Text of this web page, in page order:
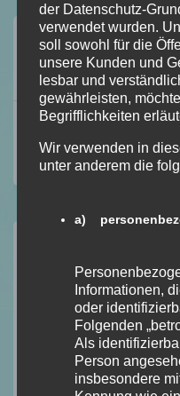
Ghost – Solange
Nächster Beitrag
Wenn der Morgen die
C. Cherry [Romance]
2 Antworten auf
Patrick Jobst
11.11.2025 - 4:44
der Datenschutz-
verwendet wurden.
soll sowohl für die
unsere Kunden und
lesbar und
gewährleisten,
Begrifflichkeiten
Wir verwenden in
unter anderem die
a)
Informationen,
oder
Folgenden
Als
Person
insbesondere